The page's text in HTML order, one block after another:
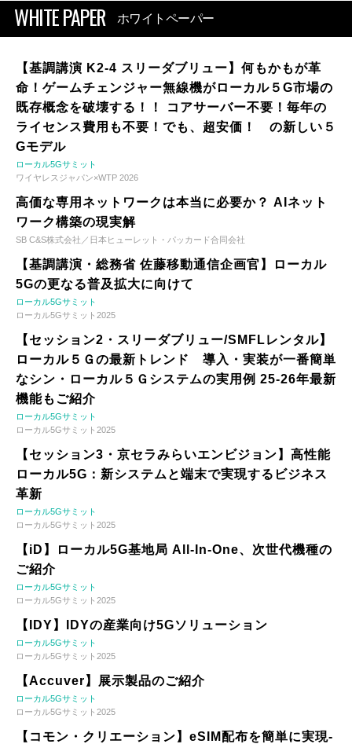
WHITE PAPER ホワイトペーパー
【基調講演 K2-4 スリーダブリュー】何もかもが革
命！ゲームチェンジャー無線機がローカル５G市場の
既存概念を破壊する！！ コアサーバー不要！毎年の
ライセンス費用も不要！でも、超安価！ の新しい５
Gモデル
ローカル5Gサミット
ワイヤレスジャパン×WTP 2026
高価な専用ネットワークは本当に必要か？ AIネット
ワーク構築の現実解
SB C&S株式会社／日本ヒューレット・パッカード合同会社
【基調講演・総務省 佐藤移動通信企画官】ローカル
5Gの更なる普及拡大に向けて
ローカル5Gサミット
ローカル5Gサミット2025
【セッション2・スリーダブリュー/SMFLレンタル】
ローカル５Ｇの最新トレンド 導入・実装が一番簡単
なシン・ローカル５Ｇシステムの実用例 25-26年最新
機能もご紹介
ローカル5Gサミット
ローカル5Gサミット2025
【セッション3・京セラみらいエンビジョン】高性能
ローカル5G：新システムと端末で実現するビジネス
革新
ローカル5Gサミット
ローカル5Gサミット2025
【iD】ローカル5G基地局 All-In-One、次世代機種の
ご紹介
ローカル5Gサミット
ローカル5Gサミット2025
【IDY】IDYの産業向け5Gソリューション
ローカル5Gサミット
ローカル5Gサミット2025
【Accuver】展示製品のご紹介
ローカル5Gサミット
ローカル5Gサミット2025
【コモン・クリエーション】eSIM配布を簡単に実現-